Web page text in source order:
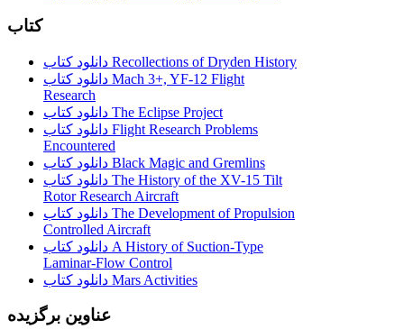
کتاب
دانلود کتاب Recollections of Dryden History
دانلود کتاب Mach 3+, YF-12 Flight
Research
دانلود کتاب The Eclipse Project
دانلود کتاب Flight Research Problems
Encountered
دانلود کتاب Black Magic and Gremlins
دانلود کتاب The History of the XV-15 Tilt
Rotor Research Aircraft
دانلود کتاب The Development of Propulsion
Controlled Aircraft
دانلود کتاب A History of Suction-Type
Laminar-Flow Control
دانلود کتاب Mars Activities
عناوین برگزیده